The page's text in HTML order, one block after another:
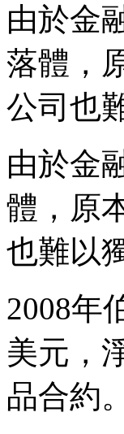
由於金
落體，
公司也
由於金
體，原
也難以
2008年
美元，
品合約。